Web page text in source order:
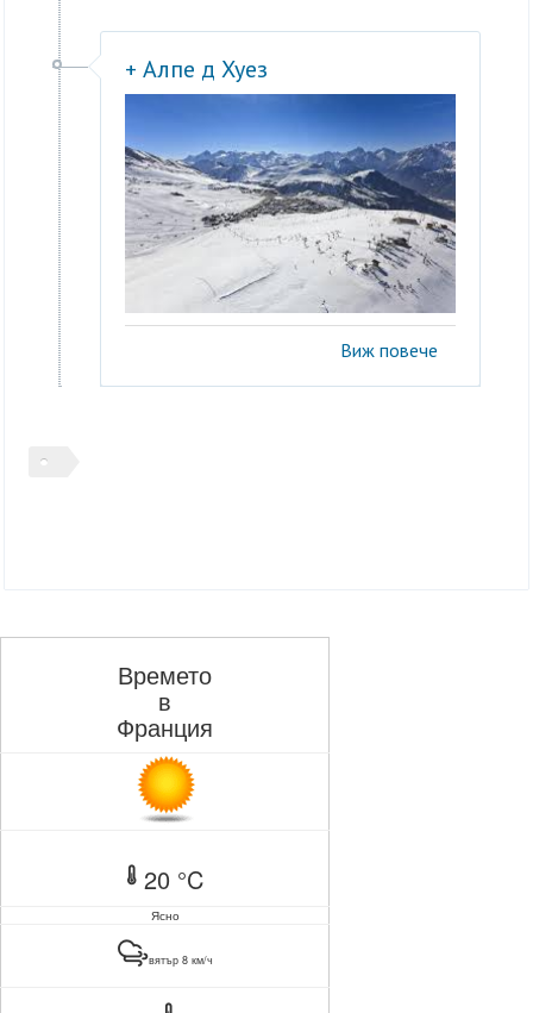
+ Алпе д Хуез
Виж повече
Времето
в
Франция
20 °C
Ясно
вятър 8 км/ч